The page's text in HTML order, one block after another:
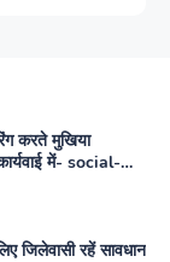
करते मुखिया
में- social-
जिलेवासी रहें सावधान